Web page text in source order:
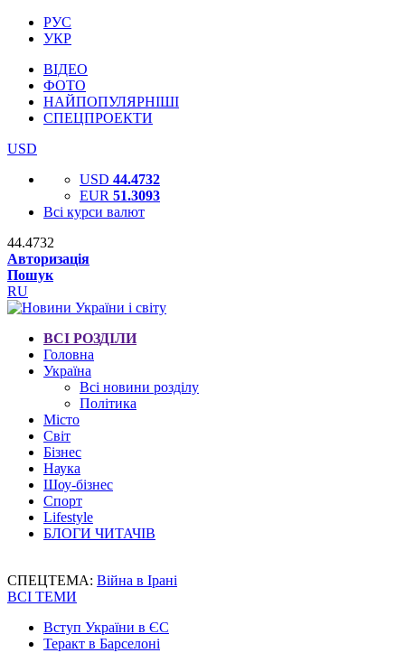
РУС
УКР
ВІДЕО
ФОТО
НАЙПОПУЛЯРНІШІ
СПЕЦПРОЕКТИ
USD
USD 44.4732
EUR 51.3093
Всі курси валют
44.4732
Авторизація
Пошук
RU
ВСІ РОЗДІЛИ
Головна
Україна
Всі новини розділу
Політика
Місто
Світ
Бізнес
Наука
Шоу-бізнес
Спорт
Lifestyle
БЛОГИ ЧИТАЧІВ
СПЕЦТЕМА: Війна в Ірані
ВСІ ТЕМИ
Вступ України в ЄС
Теракт в Барселоні